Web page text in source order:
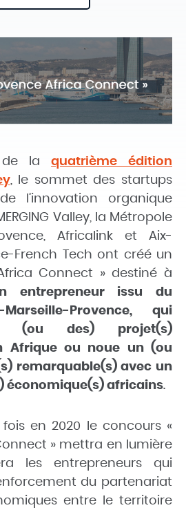
de laquatrième édition
, le sommet des startups
l’innovation organique
Valley, la Métropole
Africalink et Aix-
French Tech ont créé un
Connect » destiné à
entrepreneur issu du
Provence, qui
(ou des) projet(s)
Afrique ou noue un (ou
remarquable(s) avec un
économique(s) africains.
en 2020 le concours «
» mettra en lumière
les entrepreneurs qui
du partenariat
entre le territoire